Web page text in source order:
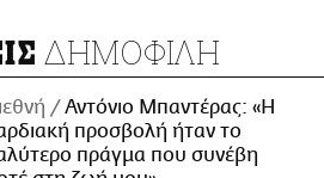
ΔΗΜΟΦΙΛΗ
Αντόνιο Μπαντέρας: «Η
προσβολή ήταν το
πράγμα που συνέβη